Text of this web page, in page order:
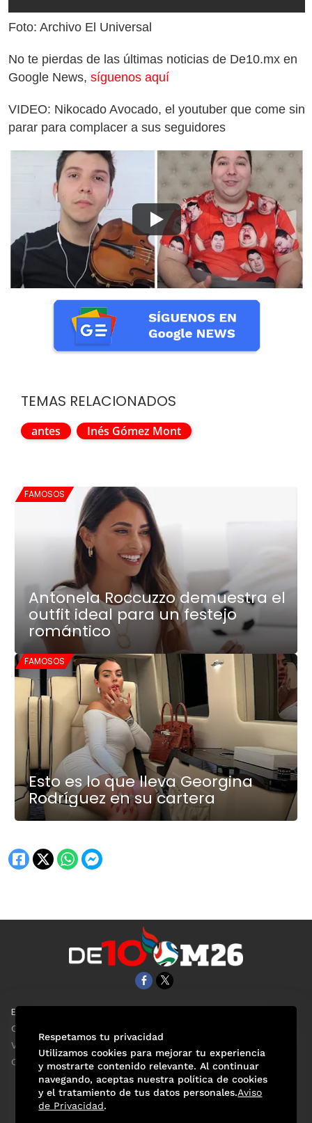
Foto: Archivo El Universal
No te pierdas de las últimas noticias de De10.mx en
Google News, síguenos aquí
VIDEO: Nikocado Avocado, el youtuber que come sin
parar para complacer a sus seguidores
TEMAS RELACIONADOS
antes Inés Gómez Mont
FAMOSOS
Antonela Roccuzzo demuestra el
outfit ideal para un festejo
romántico
FAMOSOS
Esto es lo que lleva Georgina
Rodríguez en su cartera
EL UNIVERSAL
Clase
ViveUSA
Confabulario
Respetamos tu privacidad
Utilizamos cookies para mejorar tu experiencia
y mostrarte contenido relevante. Al continuar
navegando, aceptas nuestra política de cookies
y el tratamiento de tus datos personales.Aviso
de Privacidad.